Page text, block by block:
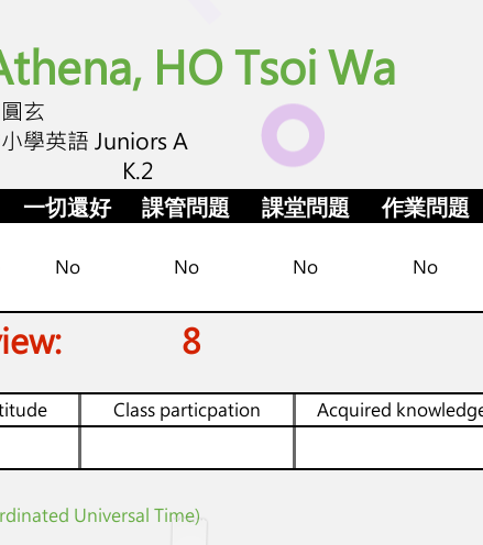
HO Tsoi Wa
玄
學英語 Juniors A
K.2
一切還好 課管問題 課堂問題 作業問題
No No No No
8
Class particpation Acquired
Universal Time)